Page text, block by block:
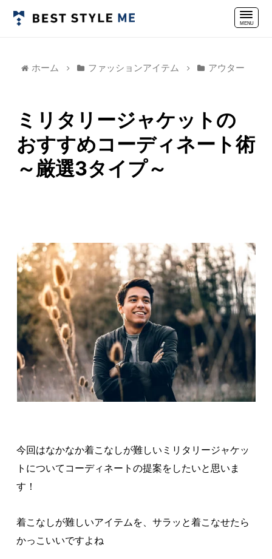
ホーム ファッションアイテム アウター
ミリタリージャケットの
おすすめコーディネート術
～厳選3タイプ～
今回はなかなか着こなしが難しいミリタリージャケッ
トについてコーディネートの提案をしたいと思いま
す！
着こなしが難しいアイテムを、サラッと着こなせたら
かっこいいですよね